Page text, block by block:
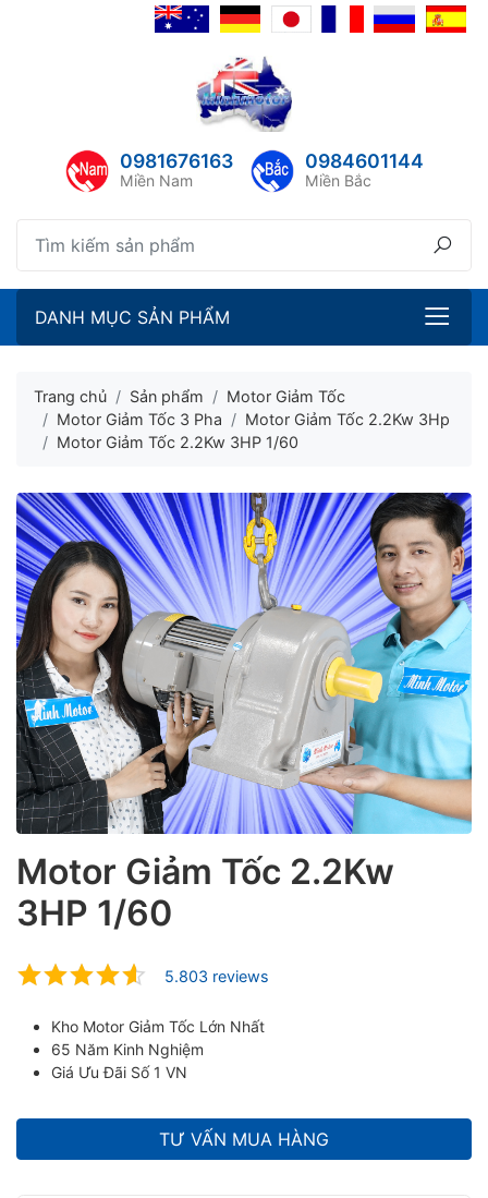
0981676163
Miền Nam
0984601144
Miền Bắc
DANH MỤC SẢN PHẨM
Trang chủ Sản phẩm
Motor Giảm Tốc
Motor Giảm Tốc 3 Pha
Motor Giảm Tốc 2.2Kw 3Hp
Motor Giảm Tốc 2.2Kw 3HP 1/60
Motor Giảm Tốc 2.2Kw
3HP 1/60
5.803 reviews
Kho Motor Giảm Tốc Lớn Nhất
65 Năm Kinh Nghiệm
Giá Ưu Đãi Số 1 VN
TƯ VẤN MUA HÀNG